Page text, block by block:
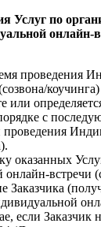
Услуг по
онлайн-
проведения
или
с
проведения
оказанных
встречи
Заказчика
если Заказчик